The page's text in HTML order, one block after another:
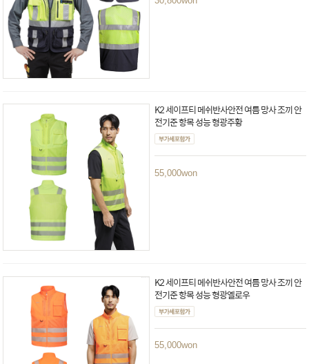
K2 세이프티 메쉬반사안전 여름 망사 조끼 안
전기준 항목 성능 형광주황
55,000won
K2 세이프티 메쉬반사안전 여름 망사 조끼 안
전기준 항목 성능 형광옐로우
55,000won